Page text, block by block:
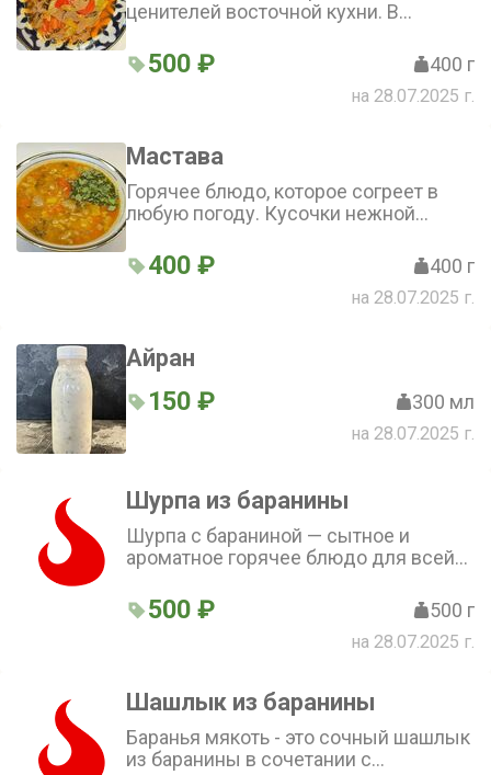
ценителей восточной кухни. В
болгарский перец, сельдерей и соль.
Идеальный вариант, чтобы согреться
500 ₽ 400 г
на 28.07.2025 г.
Мастава
Горячее блюдо, которое согреет в
любую погоду. Кусочки нежной
сочетании с рисом, болгарским
перцем, ароматными специями и
400 ₽ 400 г
на 28.07.2025 г.
Айран
150 ₽ 300 мл
на 28.07.2025 г.
Шурпа из баранины
Шурпа с бараниной — сытное и
ароматное горячее блюдо для всей
ингредиенты. Порадуйте себя и
своих близких восхитительным
500 ₽ 500 г
на 28.07.2025 г.
Шашлык из баранины
Баранья мякоть - это сочный шашлык
из баранины в сочетании с